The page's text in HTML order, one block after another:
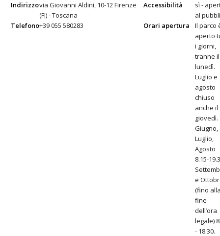
Indirizzovia Giovanni Aldini, 10-12 Firenze
(FI) - Toscana
Accessibilità
sì -
al
Telefono+39 055 580283 Orari apertura
Il parco
aperto
i giorni,
tranne il
lunedì.
Luglio e
agosto
chiuso
anche il
giovedì.
Giugno,
Luglio,
Agosto
8.15-
e
(fino
fine
dell’ora
legale)
- 18.30.